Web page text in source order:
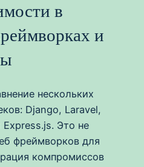
в
и
нескольких
Django, Laravel,
Express.js. Это не
фреймворков для
компромиссов